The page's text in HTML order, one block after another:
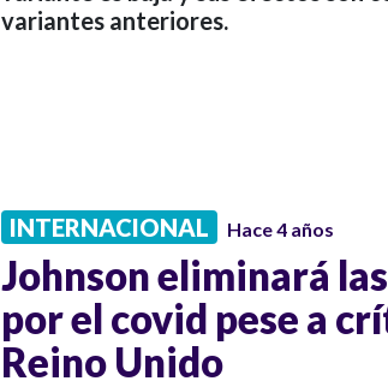
variantes anteriores.
INTERNACIONAL Hace 4 años
Johnson eliminará
por el covid pese a
Reino Unido